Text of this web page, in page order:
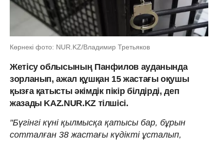
Көрнекі фото: NUR.KZ/Владимир Третьяков
Жетісу облысының Панфилов ауданында
зорланып, ажал құшқан 15 жастағы оқушы
қызға қатысты әкімдік пікір білдірді, деп
жазады KAZ.NUR.KZ тілшісі.
"Бүгінгі күні қылмысқа қатысы бар, бұрын
сотталған 38 жастағы күдікті ұсталып,